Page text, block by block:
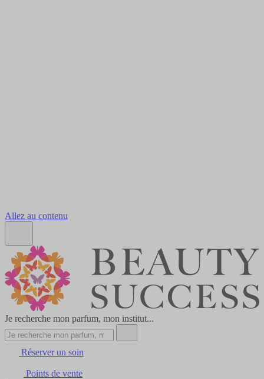
Allez au contenu
Je recherche mon parfum, mon institut...
Réserver un soin
Points de vente